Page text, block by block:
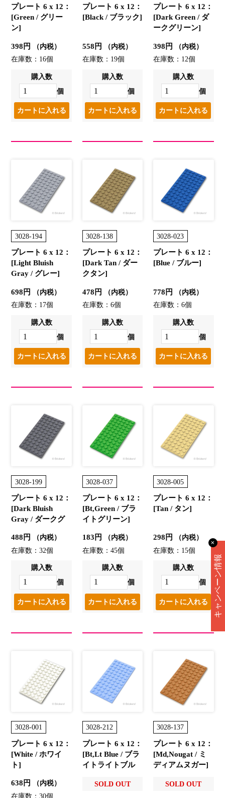
プレート 6 x 12：
[Green / グリー
ン]
398円
（内税）
在庫数：16個
購入数
個
プレート 6 x 12：
[Black / ブラック]
558円
（内税）
在庫数：19個
購入数
個
プレート 6 x 12：
[Dark Green / ダ
ークグリーン]
398円
（内税）
在庫数：12個
購入数
個
3028-194
プレート 6 x 12：
[Light Bluish
Gray / グレー]
698円
（内税）
在庫数：17個
購入数
個
3028-138
プレート 6 x 12：
[Dark Tan / ダー
クタン]
478円
（内税）
在庫数：6個
購入数
個
3028-023
プレート 6 x 12：
[Blue / ブルー]
778円
（内税）
在庫数：6個
購入数
個
3028-199
プレート 6 x 12：
[Dark Bluish
Gray / ダークグ
488円
（内税）
在庫数：32個
購入数
個
3028-037
プレート 6 x 12：
[Bt,Green / ブラ
イトグリーン]
183円
（内税）
在庫数：45個
購入数
個
3028-005
プレート 6 x 12：
[Tan / タン]
298円
（内税）
在庫数：15個
購入数
個
3028-001
プレート 6 x 12：
[White / ホワイ
ト]
638円
（内税）
在庫数：30個
3028-212
プレート 6 x 12：
[Bt,Lt Blue / ブラ
イトライトブル
SOLD OUT
3028-137
プレート 6 x 12：
[Md,Nougat / ミ
ディアムヌガー]
SOLD OUT
✕
キャンペーン情報